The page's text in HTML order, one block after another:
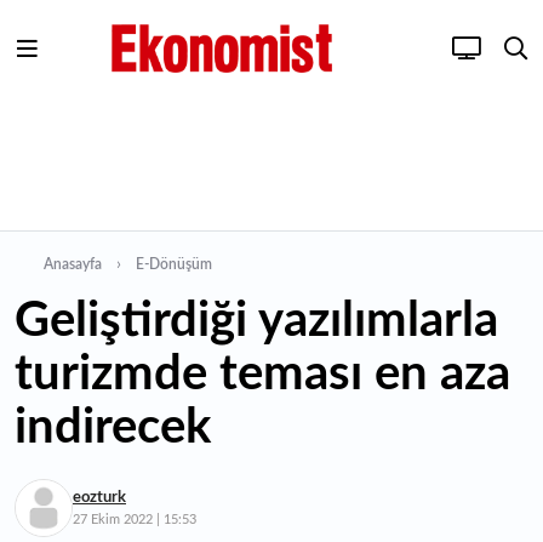
Anasayfa E-Dönüşüm
Geliştirdiği yazılımlarla
turizmde teması en aza
indirecek
eozturk
27 Ekim 2022 | 15:53